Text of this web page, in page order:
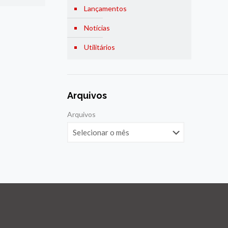
Lançamentos
Notícias
Utilitários
Arquivos
Arquivos